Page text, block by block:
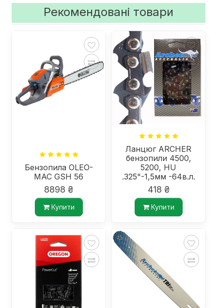
Рекомендовані товари
Бензопила OLEO-
MAC GSH 56
8898 ₴
Купити
Ланцюг ARCHER
бензопили 4500,
5200, HU
.325"-1,5мм -64в.л.
418 ₴
Купити